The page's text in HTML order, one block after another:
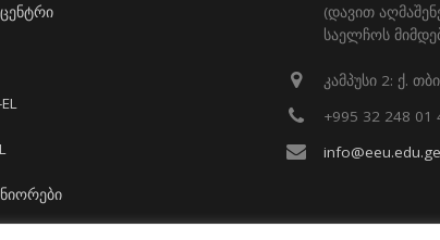
(დავით
საელჩოს
კამპუსი 2: ქ.
+995 32 248 01
info@eeu.edu.ge